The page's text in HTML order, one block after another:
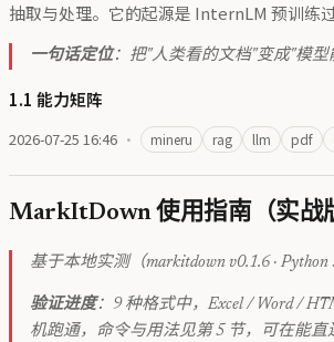
抽取与处理。它的起源是 InternLM 预训练
一句话定位：把"人类看的文档"变成"模型
1.1 能力矩阵
2026-07-25 16:46 · mineru rag llm pdf
MarkItDown 使用指南（实战
基于本地实测（markitdown v0.1.6 ·
验证进度：9 种格式中，Excel / Word /
机跑通，命令与用法见第 5 节，可在能直